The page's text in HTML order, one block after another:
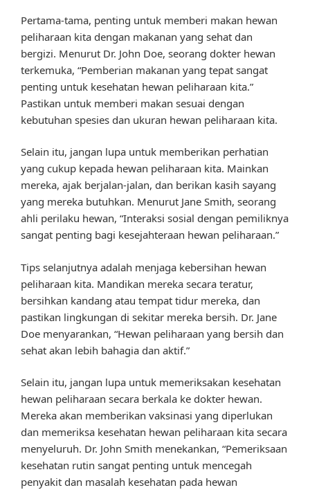
Pertama-tama, penting untuk memberi makan hewan
peliharaan kita dengan makanan yang sehat dan
bergizi. Menurut Dr. John Doe, seorang dokter hewan
terkemuka, “Pemberian makanan yang tepat sangat
penting untuk kesehatan hewan peliharaan kita.”
Pastikan untuk memberi makan sesuai dengan
kebutuhan spesies dan ukuran hewan peliharaan kita.
Selain itu, jangan lupa untuk memberikan perhatian
yang cukup kepada hewan peliharaan kita. Mainkan
mereka, ajak berjalan-jalan, dan berikan kasih sayang
yang mereka butuhkan. Menurut Jane Smith, seorang
ahli perilaku hewan, “Interaksi sosial dengan pemiliknya
sangat penting bagi kesejahteraan hewan peliharaan.”
Tips selanjutnya adalah menjaga kebersihan hewan
peliharaan kita. Mandikan mereka secara teratur,
bersihkan kandang atau tempat tidur mereka, dan
pastikan lingkungan di sekitar mereka bersih. Dr. Jane
Doe menyarankan, “Hewan peliharaan yang bersih dan
sehat akan lebih bahagia dan aktif.”
Selain itu, jangan lupa untuk memeriksakan kesehatan
hewan peliharaan secara berkala ke dokter hewan.
Mereka akan memberikan vaksinasi yang diperlukan
dan memeriksa kesehatan hewan peliharaan kita secara
menyeluruh. Dr. John Smith menekankan, “Pemeriksaan
kesehatan rutin sangat penting untuk mencegah
penyakit dan masalah kesehatan pada hewan